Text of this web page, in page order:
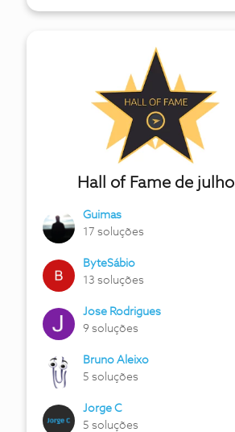
Hall of Fame de julho
Guimas
17 soluções
ByteSábio
13 soluções
Jose Rodrigues
9 soluções
Bruno Aleixo
5 soluções
Jorge C
5 soluções